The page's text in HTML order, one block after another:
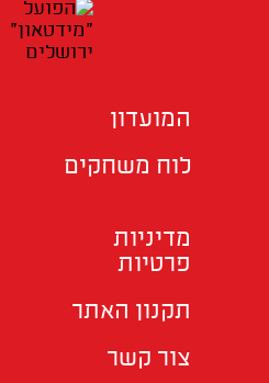
המועדון
לוח משחקים
מדיניות
פרטיות
תקנון האתר
צור קשר